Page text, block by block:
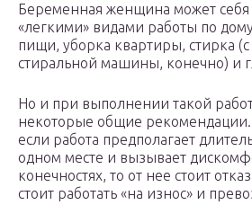
Беременная женщина может себя
«легкими» видами работы по
пищи, уборка квартиры, стирка
стиральной машины, конечно) и
Но и при выполнении такой
некоторые общие
если работа предполагает
одном месте и вызывает
конечностях, то от нее стоит
стоит работать «на износ» и